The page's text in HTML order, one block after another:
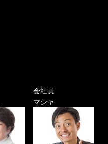
会社員
マシャ